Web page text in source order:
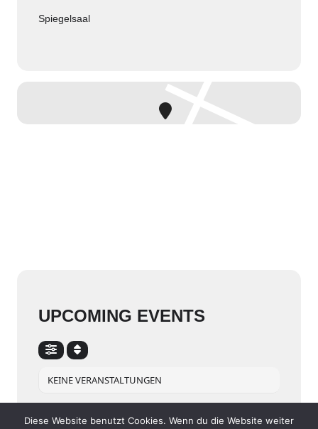
Spiegelsaal
UPCOMING EVENTS
KEINE VERANSTALTUNGEN
Diese Website benutzt Cookies. Wenn du die Website weiter